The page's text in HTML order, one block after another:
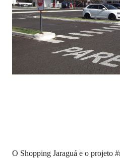
O Shopping Jaraguá e o projeto